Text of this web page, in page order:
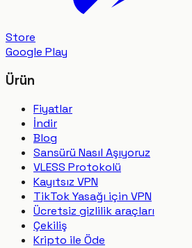
Store
Google Play
Ürün
Fiyatlar
İndir
Blog
Sansürü Nasıl Aşıyoruz
VLESS Protokolü
Kayıtsız VPN
TikTok Yasağı için VPN
Ücretsiz gizlilik araçları
Çekiliş
Kripto ile Öde